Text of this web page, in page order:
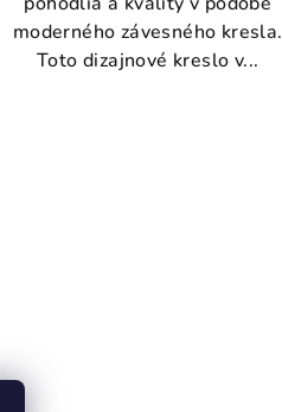
moderného závesného kresla.
Toto dizajnové kreslo v...